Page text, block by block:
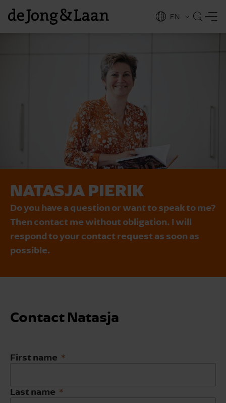
EN
NATASJA PIERIK
Do you have a question or want to speak to me?
Then contact me without obligation. I will
respond to your contact request as soon as
possible.
Contact Natasja
First name
Last name